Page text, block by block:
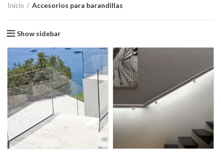
Inicio Accesorios para barandillas
Show sidebar